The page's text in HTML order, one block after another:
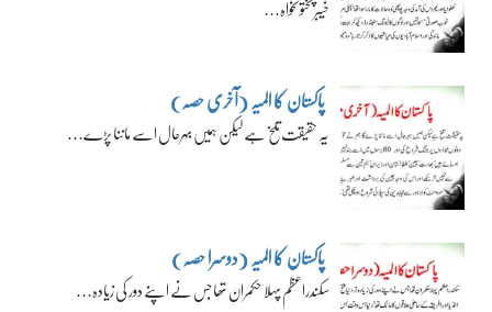
خیبرپختونخواہ…
پاکستان کا المیہ (آخری حصہ)
یہ حقیقت تلخ ہے لیکن ہمیں بہرحال اسے ماننا پڑے…
پاکستان کا المیہ (دوسرا حصہ)
سکندراعظم پہلا حکمران تھا جس نے اپنے دور کی زیادہ…